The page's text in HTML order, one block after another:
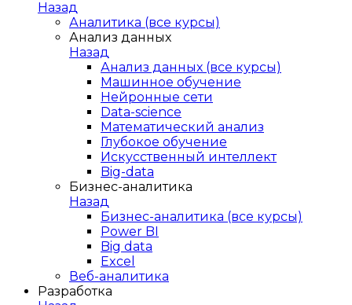
Назад
Аналитика (все курсы)
Анализ данных
Назад
Анализ данных (все курсы)
Машинное обучение
Нейронные сети
Data-science
Математический анализ
Глубокое обучение
Искусственный интеллект
Big-data
Бизнес-аналитика
Назад
Бизнес-аналитика (все курсы)
Power BI
Big data
Excel
Веб-аналитика
Разработка